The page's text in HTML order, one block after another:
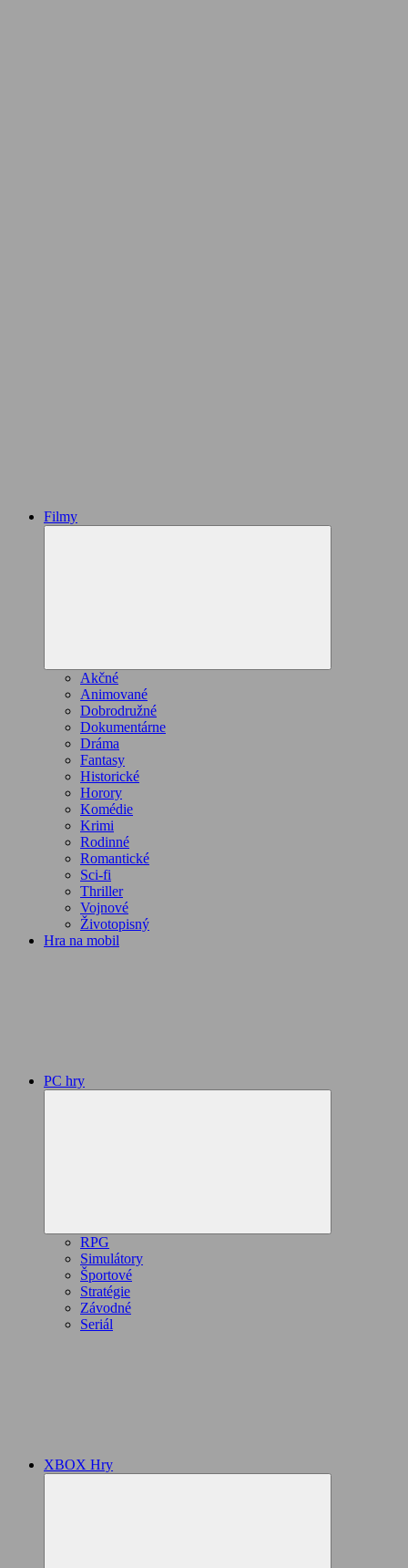
Filmy
Akčné
Animované
Dobrodružné
Dokumentárne
Dráma
Fantasy
Historické
Horory
Komédie
Krimi
Rodinné
Romantické
Sci-fi
Thriller
Vojnové
Životopisný
Hra na mobil
PC hry
RPG
Simulátory
Športové
Stratégie
Závodné
Seriál
XBOX Hry